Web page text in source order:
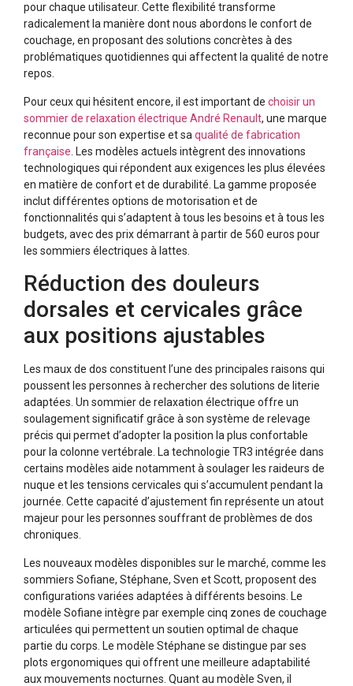
pour chaque utilisateur. Cette flexibilité transforme
radicalement la manière dont nous abordons le confort de
couchage, en proposant des solutions concrètes à des
problématiques quotidiennes qui affectent la qualité de notre
repos.
Pour ceux qui hésitent encore, il est important de choisir un
sommier de relaxation électrique André Renault, une marque
reconnue pour son expertise et sa qualité de fabrication
française . Les modèles actuels intègrent des innovations
technologiques qui répondent aux exigences les plus élevées
en matière de confort et de durabilité. La gamme proposée
inclut différentes options de motorisation et de
fonctionnalités qui s’adaptent à tous les besoins et à tous les
budgets, avec des prix démarrant à partir de 560 euros pour
les sommiers électriques à lattes.
Réduction des douleurs
dorsales et cervicales grâce
aux positions ajustables
Les maux de dos constituent l’une des principales raisons qui
poussent les personnes à rechercher des solutions de literie
adaptées. Un sommier de relaxation électrique offre un
soulagement significatif grâce à son système de relevage
précis qui permet d’adopter la position la plus confortable
pour la colonne vertébrale. La technologie TR3 intégrée dans
certains modèles aide notamment à soulager les raideurs de
nuque et les tensions cervicales qui s’accumulent pendant la
journée. Cette capacité d’ajustement fin représente un atout
majeur pour les personnes souffrant de problèmes de dos
chroniques.
Les nouveaux modèles disponibles sur le marché, comme les
sommiers Sofiane, Stéphane, Sven et Scott, proposent des
configurations variées adaptées à différents besoins. Le
modèle Sofiane intègre par exemple cinq zones de couchage
articulées qui permettent un soutien optimal de chaque
partie du corps. Le modèle Stéphane se distingue par ses
plots ergonomiques qui offrent une meilleure adaptabilité
aux mouvements nocturnes. Quant au modèle Sven, il